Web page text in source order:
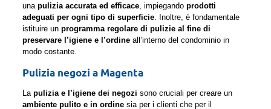
una pulizia accurata ed efficace, impiegando prodotti
adeguati per ogni tipo di superficie. Inoltre, è fondamentale
istituire un programma regolare di pulizie al fine di
preservare l’igiene e l’ordineall’interno del condominio in
modo costante.
Pulizia negozi a Magenta
La pulizia e l’igiene dei negozi sono cruciali per creare un
ambiente pulito e in ordinesia per i clienti che per il